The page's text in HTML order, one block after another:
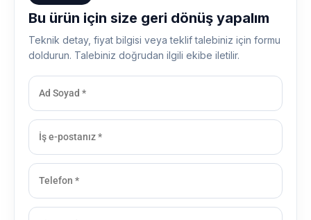
Bu ürün için size geri dönüş yapalım
Teknik detay, fiyat bilgisi veya teklif talebiniz için formu
doldurun. Talebiniz doğrudan ilgili ekibe iletilir.